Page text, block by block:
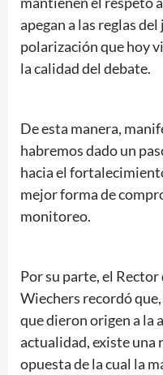
apegan a las reglas
polarización que hoy
la calidad del debate.
De esta manera,
habremos dado un
hacia el
mejor forma de
monitoreo.
Por su parte, el
Wiechers recordó
que dieron origen a la
actualidad, existe
opuesta de la cual la